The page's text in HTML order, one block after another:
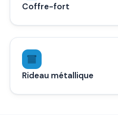
Coffre-fort
Rideau métallique